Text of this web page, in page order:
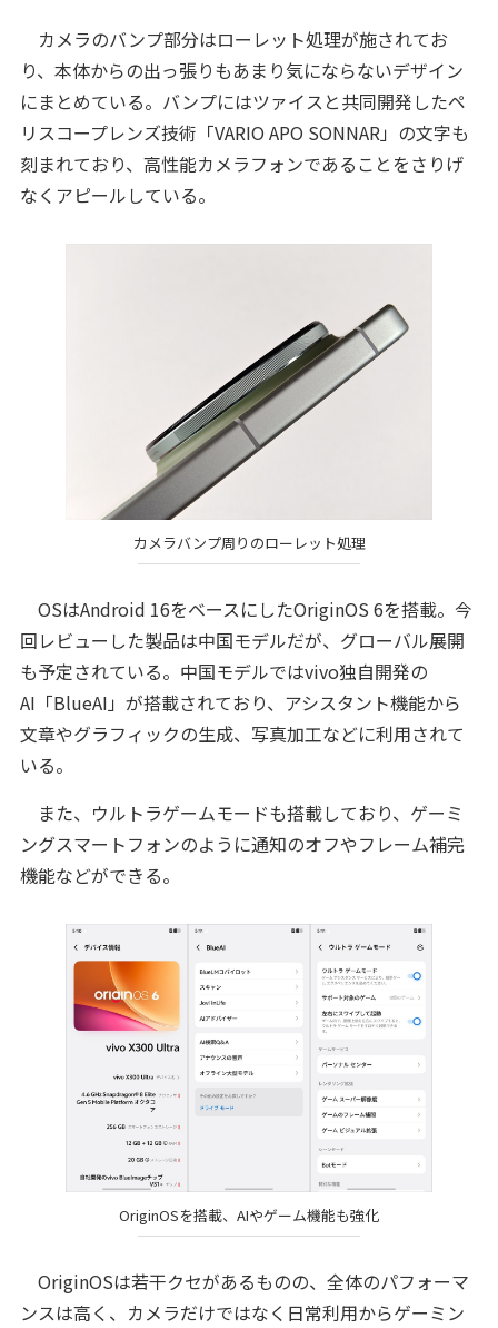
カメラのバンプ部分はローレット処理が施されてお
り、本体からの出っ張りもあまり気にならないデザイン
にまとめている。バンプにはツァイスと共同開発したペ
リスコープレンズ技術「VARIO APO SONNAR」の文字も
刻まれており、高性能カメラフォンであることをさりげ
なくアピールしている。
カメラバンプ周りのローレット処理
OSはAndroid 16をベースにしたOriginOS 6を搭載。今
回レビューした製品は中国モデルだが、グローバル展開
も予定されている。中国モデルではvivo独自開発の
AI「BlueAI」が搭載されており、アシスタント機能から
文章やグラフィックの生成、写真加工などに利用されて
いる。
また、ウルトラゲームモードも搭載しており、ゲーミ
ングスマートフォンのように通知のオフやフレーム補完
機能などができる。
OriginOSを搭載、AIやゲーム機能も強化
OriginOSは若干クセがあるものの、全体のパフォーマ
ンスは高く、カメラだけではなく日常利用からゲーミン